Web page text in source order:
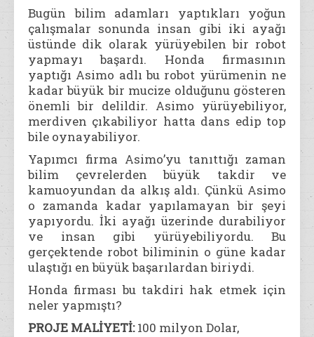
Bugün bilim adamları yaptıkları yoğun
çalışmalar sonunda insan gibi iki ayağı
üstünde dik olarak yürüyebilen bir robot
yapmayı başardı. Honda firmasının
yaptığı Asimo adlı bu robot yürümenin ne
kadar büyük bir mucize olduğunu gösteren
önemli bir delildir. Asimo yürüyebiliyor,
merdiven çıkabiliyor hatta dans edip top
bile oynayabiliyor.
Yapımcı firma Asimo’yu tanıttığı zaman
bilim çevrelerden büyük takdir ve
kamuoyundan da alkış aldı. Çünkü Asimo
o zamanda kadar yapılamayan bir şeyi
yapıyordu. İki ayağı üzerinde durabiliyor
ve insan gibi yürüyebiliyordu. Bu
gerçektende robot biliminin o güne kadar
ulaştığı en büyük başarılardan biriydi.
Honda firması bu takdiri hak etmek için
neler yapmıştı?
PROJE MALİYETİ:100 milyon Dolar,